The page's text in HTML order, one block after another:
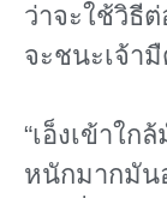
ว่าจะใช้วิธี
จะชนะเจ้า
“เอ็งเข้าใ
หนักมากมัน